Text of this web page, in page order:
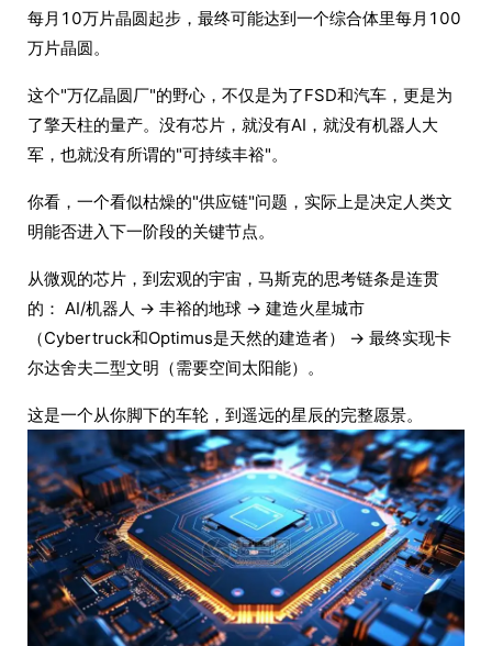
每月10万片晶圆起步，最终可能达到一个综合体里每月100
万片晶圆。
这个"万亿晶圆厂"的野心，不仅是为了FSD和汽车，更是为
了擎天柱的量产。没有芯片，就没有AI，就没有机器人大
军，也就没有所谓的"可持续丰裕"。
你看，一个看似枯燥的"供应链"问题，实际上是决定人类文
明能否进入下一阶段的关键节点。
从微观的芯片，到宏观的宇宙，马斯克的思考链条是连贯
的： AI/机器人 → 丰裕的地球 → 建造火星城市
（Cybertruck和Optimus是天然的建造者） → 最终实现卡
尔达舍夫二型文明（需要空间太阳能）。
这是一个从你脚下的车轮，到遥远的星辰的完整愿景。